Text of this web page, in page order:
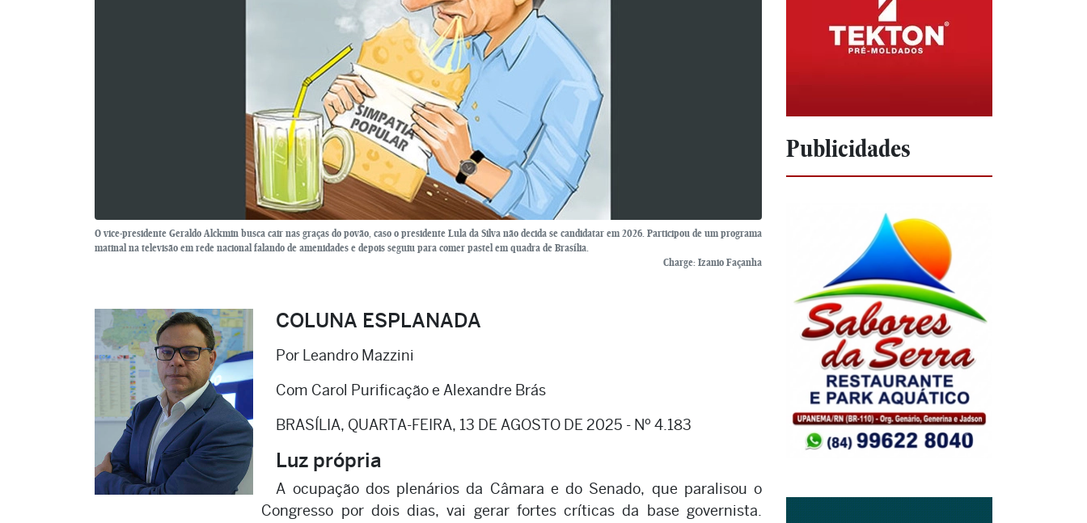
O vice-presidente Geraldo Alckmin busca cair nas graças do povão, caso o presidente Lula da Silva não decida se candidatar em 2026. Participou de um programa
matinal na televisão em rede nacional falando de amenidades e depois seguiu para comer pastel em quadra de Brasília.
Charge: Izanio Façanha
COLUNA ESPLANADA
Por Leandro Mazzini
Com Carol Purificação e Alexandre Brás
BRASÍLIA, QUARTA-FEIRA, 13 DE AGOSTO DE 2025 - Nº 4.183
Luz própria
A ocupação dos plenários da Câmara e do Senado, que paralisou o
Congresso por dois dias, vai gerar fortes críticas da base governista.
Publicidades